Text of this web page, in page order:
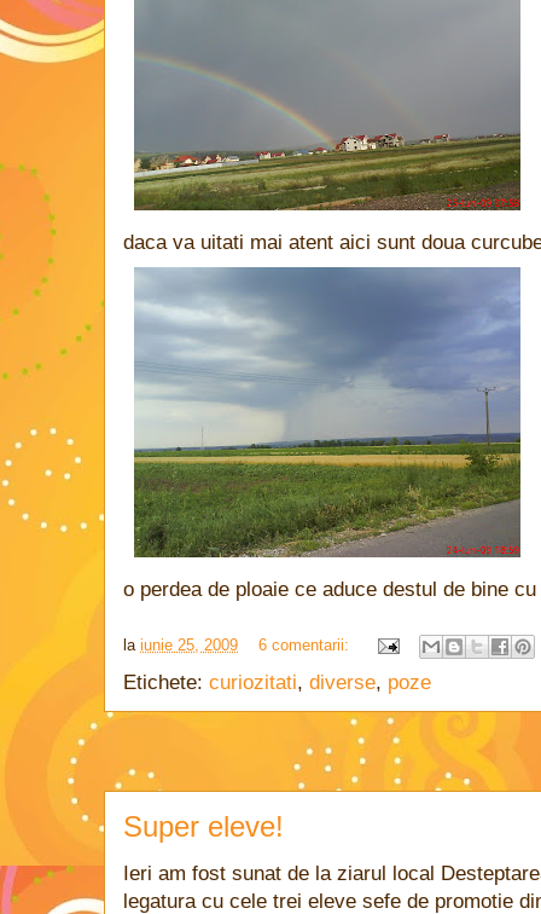
daca va uitati mai atent aici sunt doua
o perdea de ploaie ce aduce destul de bine
la iunie 25, 2009 6 comentarii:
Etichete: curiozitati, diverse, poze
Super eleve!
Ieri am fost sunat de la ziarul local
legatura cu cele trei eleve sefe de promotie